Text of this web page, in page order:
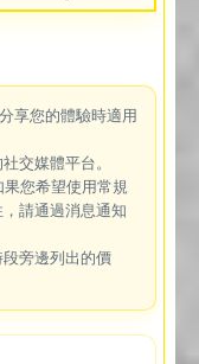
享您的體驗時適用
交媒體平台。
您希望使用常規
請通過消息通知
旁邊列出的價